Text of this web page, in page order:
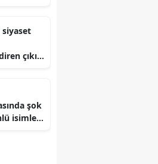
siyaset
çıkış:
şok
isimler